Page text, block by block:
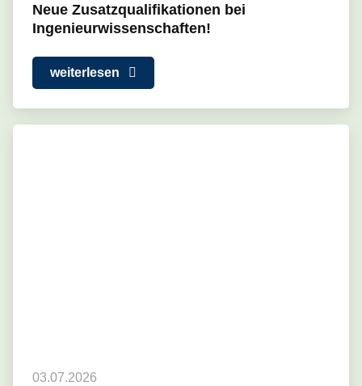
Neue Zusatzqualifikationen bei
Ingenieurwissenschaften!
weiterlesen
03.07.2026